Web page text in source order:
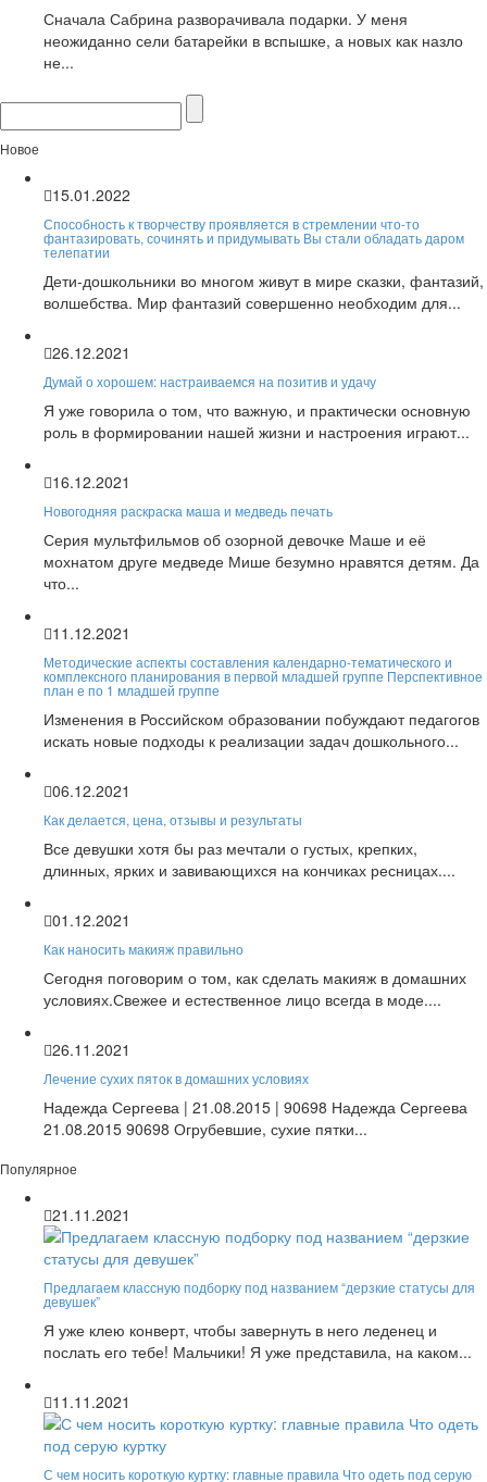
Сначала Сабрина разворачивала подарки. У меня
неожиданно сели батарейки в вспышке, а новых как назло
не...
Новое
15.01.2022
Способность к творчеству проявляется в стремлении что-то
фантазировать, сочинять и придумывать Вы стали обладать даром
телепатии
Дети-дошкольники во многом живут в мире сказки, фантазий,
волшебства. Мир фантазий совершенно необходим для...
26.12.2021
Думай о хорошем: настраиваемся на позитив и удачу
Я уже говорила о том, что важную, и практически основную
роль в формировании нашей жизни и настроения играют...
16.12.2021
Новогодняя раскраска маша и медведь печать
Серия мультфильмов об озорной девочке Маше и её
мохнатом друге медведе Мише безумно нравятся детям. Да
что...
11.12.2021
Методические аспекты составления календарно-тематического и
комплексного планирования в первой младшей группе Перспективное
план е по 1 младшей группе
Изменения в Российском образовании побуждают педагогов
искать новые подходы к реализации задач дошкольного...
06.12.2021
Как делается, цена, отзывы и результаты
Все девушки хотя бы раз мечтали о густых, крепких,
длинных, ярких и завивающихся на кончиках ресницах....
01.12.2021
Как наносить макияж правильно
Сегодня поговорим о том, как сделать макияж в домашних
условиях.Свежее и естественное лицо всегда в моде....
26.11.2021
Лечение сухих пяток в домашних условиях
Надежда Сергеева | 21.08.2015 | 90698 Надежда Сергеева
21.08.2015 90698 Огрубевшие, сухие пятки...
Популярное
21.11.2021
Предлагаем классную подборку под названием “дерзкие статусы для
девушек”
Я уже клею конверт, чтобы завернуть в него леденец и
послать его тебе! Мальчики! Я уже представила, на каком...
11.11.2021
С чем носить короткую куртку: главные правила Что одеть под серую